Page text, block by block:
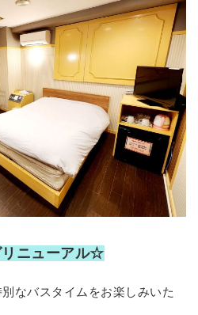
リニューアル☆
なバスタイムをお楽しみいた